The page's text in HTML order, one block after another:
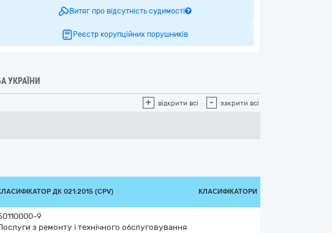
Витяг про відсутність судимості
Реєстр корупційних порушників
УКРАЇНИ
+ відкрити всі - закрити всі
ДК 021:2015 (CPV) КЛАСИФІКАТОРИ
9
з ремонту і технічного обслуговування